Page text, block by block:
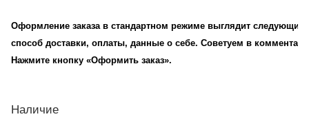
Оформление заказа в стандартном режиме выглядит
способ доставки, оплаты, данные о себе. Советуем в
Нажмите кнопку «Оформить заказ».
Наличие